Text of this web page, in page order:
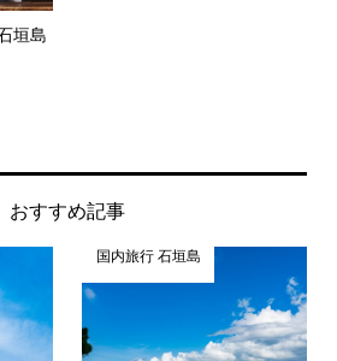
垣島
おすすめ記事
国内旅行 石垣島